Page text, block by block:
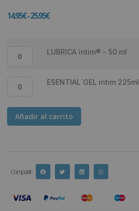
14.95€-25.95€
LUBRICA intim® - 50 ml
ESENTIAL´GEL intim 225ml
Añadir al carrito
Compartir :